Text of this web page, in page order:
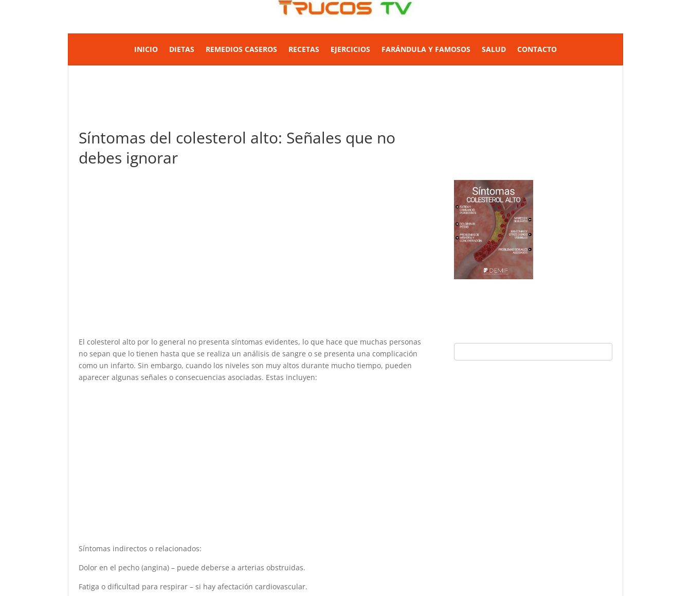
INICIO DIETAS REMEDIOS CASEROS RECETAS EJERCICIOS FARÁNDULA Y FAMOSOS SALUD CONTACTO
Síntomas del colesterol alto: Señales que no
debes ignorar
El colesterol alto por lo general no presenta síntomas evidentes, lo que hace que muchas personas
no sepan que lo tienen hasta que se realiza un análisis de sangre o se presenta una complicación
como un infarto. Sin embargo, cuando los niveles son muy altos durante mucho tiempo, pueden
aparecer algunas señales o consecuencias asociadas. Estas incluyen:
Síntomas indirectos o relacionados:
Dolor en el pecho (angina) – puede deberse a arterias obstruidas.
Fatiga o dificultad para respirar – si hay afectación cardiovascular.